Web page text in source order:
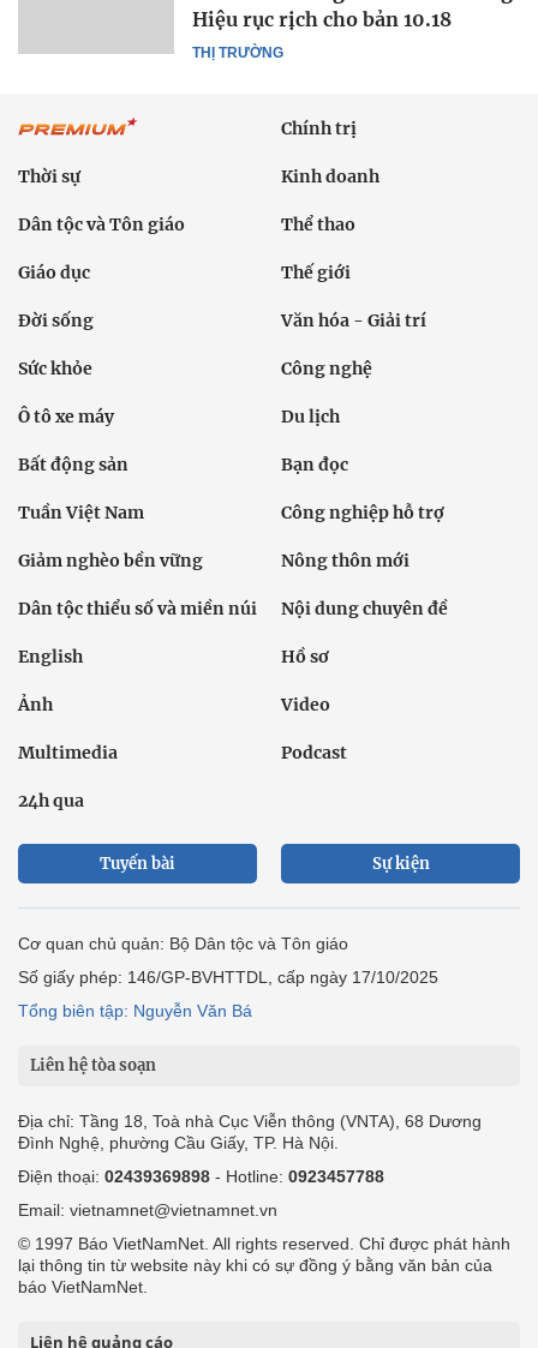
THỊ TRƯỜNG
Hiệu rục rịch cho bản 10.18
Chính trị
Thời sự Kinh doanh
Dân tộc và Tôn giáo Thể thao
Giáo dục Thế giới
Đời sống Văn hóa - Giải trí
Sức khỏe Công nghệ
Ô tô xe máy Du lịch
Bất động sản Bạn đọc
Tuần Việt Nam Công nghiệp hỗ trợ
Giảm nghèo bền vững Nông thôn mới
Dân tộc thiểu số và miền núi Nội dung chuyên đề
English Hồ sơ
Ảnh Video
Multimedia Podcast
24h qua
Tuyến bài Sự kiện
Cơ quan chủ quản: Bộ Dân tộc và Tôn giáo
Số giấy phép: 146/GP-BVHTTDL, cấp ngày 17/10/2025
Tổng biên tập: Nguyễn Văn Bá
Liên hệ tòa soạn
Địa chỉ: Tầng 18, Toà nhà Cục Viễn thông (VNTA), 68 Dương
Đình Nghệ, phường Cầu Giấy, TP. Hà Nội.
Điện thoại: 02439369898 - Hotline: 0923457788
Email: vietnamnet@vietnamnet.vn
© 1997 Báo VietNamNet. All rights reserved. Chỉ được phát hành
lại thông tin từ website này khi có sự đồng ý bằng văn bản của
báo VietNamNet.
Liên hệ quảng cáo